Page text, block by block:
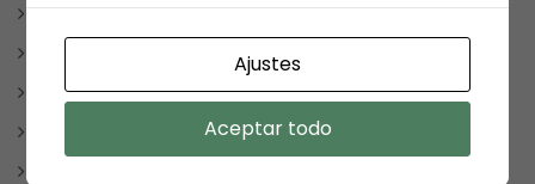
REGALOSPERSONALIZADOS
Uncategorized
Ajustes
Aceptar todo